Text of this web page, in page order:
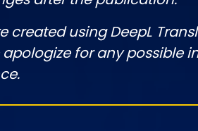
created using DeepL
for any possible